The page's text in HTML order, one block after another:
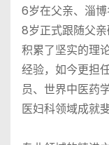
6岁在父亲、淄博
8岁正式跟随父
积累了坚实的理
经验，如今更担
员、世界中医药
医妇科领域成就斐